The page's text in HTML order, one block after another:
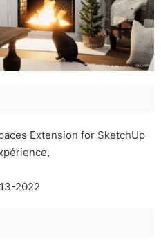
Extension for SketchUp
2022